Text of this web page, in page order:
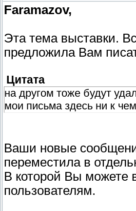
Faramazov,
Эта тема выставки.
предложила Вам
Цитата
на другом тоже будут
мои письма здесь ни к
Ваши новые
переместила в
В которой Вы можете
пользователям.